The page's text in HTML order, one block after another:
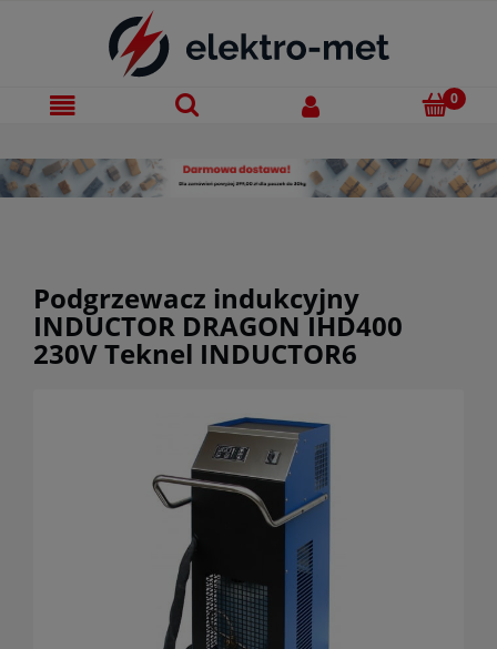
Podgrzewacz indukcyjny
INDUCTOR DRAGON IHD400
230V Teknel INDUCTOR6